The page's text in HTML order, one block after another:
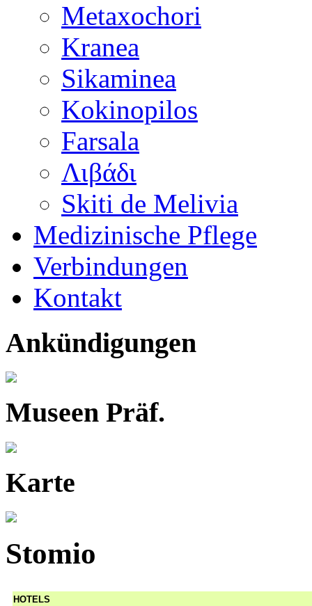
Metaxochori
Kranea
Sikaminea
Kokinopilos
Farsala
Λιβάδι
Skiti de Melivia
Medizinische Pflege
Verbindungen
Kontakt
Ankündigungen
Museen Präf.
Karte
Stomio
HOTELS